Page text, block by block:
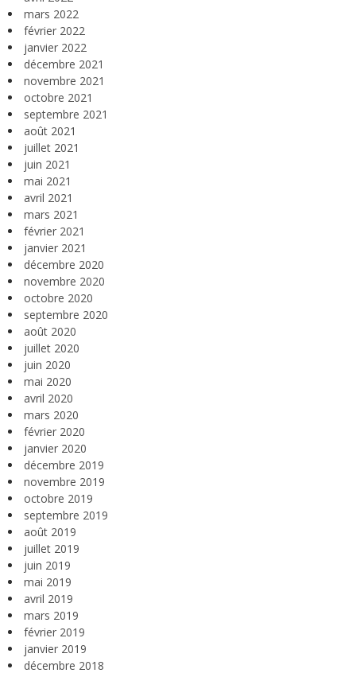
mars 2022
février 2022
janvier 2022
décembre 2021
novembre 2021
octobre 2021
septembre 2021
août 2021
juillet 2021
juin 2021
mai 2021
avril 2021
mars 2021
février 2021
janvier 2021
décembre 2020
novembre 2020
octobre 2020
septembre 2020
août 2020
juillet 2020
juin 2020
mai 2020
avril 2020
mars 2020
février 2020
janvier 2020
décembre 2019
novembre 2019
octobre 2019
septembre 2019
août 2019
juillet 2019
juin 2019
mai 2019
avril 2019
mars 2019
février 2019
janvier 2019
décembre 2018